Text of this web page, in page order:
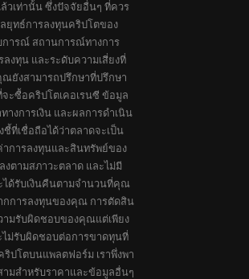
ล้วเท่านั้น ซึ่งปัจจัยอื่นๆ ที่ควร
ยุทธ์การลงทุนคริปโตของ
ารณ์ สถานการณ์ทางการ
ลงทุน และระดับความเสี่ยงที่
ยังสามารถปรึกษาที่ปรึกษา
จะซื้อคริปโตเคอเรนซี ข้อมูล
งการเงิน และผลการดำเนิน
ชี้ที่เชื่อถือได้ว่าตลาดจะเป็น
การลงทุนและสินทรัพย์ของ
ตามสภาวะตลาด และไม่มี
ด้รับเงินคืนตามจำนวนที่คุณ
กการลงทุนของคุณ การตัดสิน
มรับผิดชอบของคุณแต่เพียง
ไม่รับผิดชอบต่อการขาดทุนที่
ปโตบนแพลตฟอร์ม เราพึ่งพา
มสำหรับราคาและข้อมูลอื่นๆ